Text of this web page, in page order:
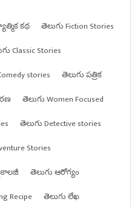
కథ
తెలుగు Fiction Stories
Classic Stories
stories
తెలుగు పత్రిక
తెలుగు Women Focused
తెలుగు Detective stories
Stories
తెలుగు ఆరోగ్యం
Recipe తెలుగు లేఖ